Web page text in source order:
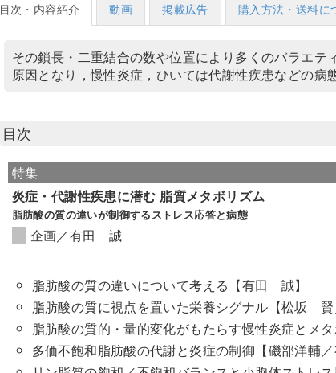
目次・内容紹介 動画 掲載広告 購入方法・送料に
その鎖長・二重結合の数や位置により多くのバラエ
原因となり，慢性炎症，ひいては代謝性疾患などの病
目次
特集
炎症・代謝性疾患に潜む 脂質メタボリズム
脂肪酸の質の違いが制御するストレス応答と病態
企画／有田 誠
脂肪酸の質の違いについて考える【有田 誠】
脂肪酸の質に視点を置いた栄養シグナル【松坂
脂肪酸の質的・量的変化がもたらす慢性炎症とメ
多価不飽和脂肪酸の代謝と炎症の制御【磯部洋輔